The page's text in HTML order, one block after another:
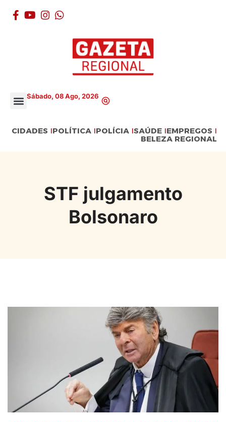
Sábado, 08 Ago, 2026
CIDADES POLÍTICA POLÍCIA SAÚDE EMPREGOS
BELEZA REGIONAL
STF julgamento
Bolsonaro